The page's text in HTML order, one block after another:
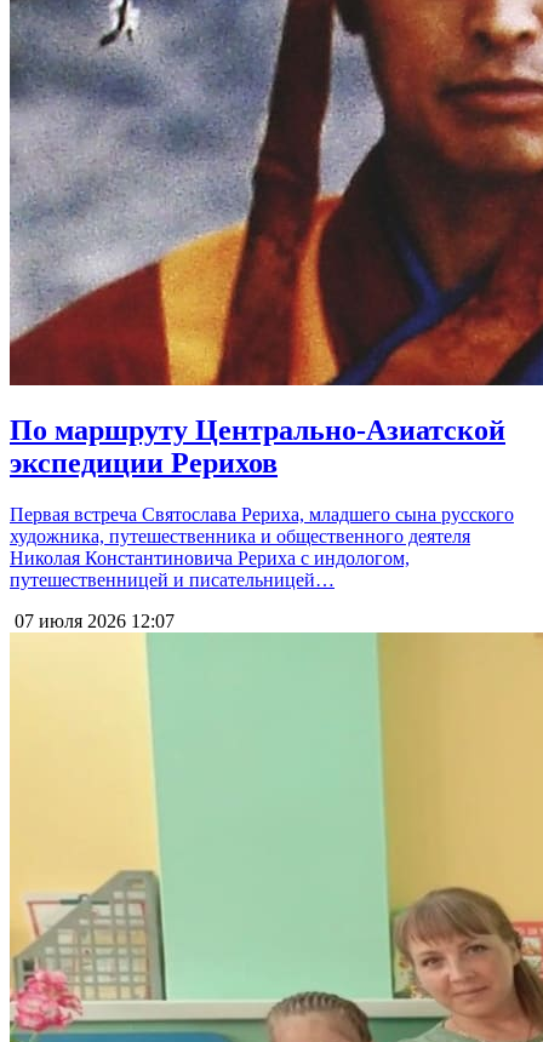
По маршруту Центрально-Азиатской
экспедиции Рерихов
Первая встреча Святослава Рериха, младшего сына русского
художника, путешественника и общественного деятеля
Николая Константиновича Рериха с индологом,
путешественницей и писательницей…
07 июля 2026 12:07